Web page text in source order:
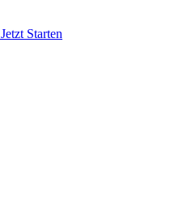
Jetzt Starten